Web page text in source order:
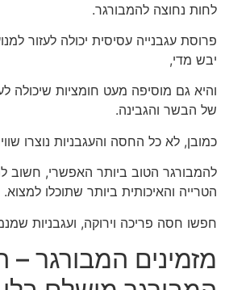
לחות נחוצה להמבורגר.
פרוסת עגבנייה עסיסית יכולה לעזור
יבש מדי,
והיא גם מוסיפה מעט חומציות שיכולה
של הבשר והגבינה.
כמובן, לא כל החסה והעגבניות נוצרו
להמבורגר הטוב ביותר האפשרי,
הטרייה והאיכותית ביותר שתוכלו למצוא.
חפשו חסה פריכה וירוקה, ועגבניות
מזמינים המבורגר –